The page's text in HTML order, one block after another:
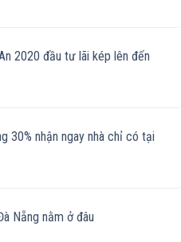
2020 đầu tư lãi kép lên đến
30% nhận ngay nhà chỉ có tại
Nẵng nằm ở đâu